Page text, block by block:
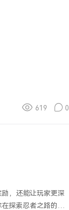
619 0
，还能让玩家更深
探索忍者之路的旅